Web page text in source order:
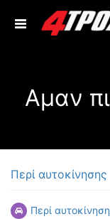
Αμαν
Περί αυτοκίνησης
Περί
ΕΛΛΑΔΑ
ΚΟΣΜΟΣ
TEST